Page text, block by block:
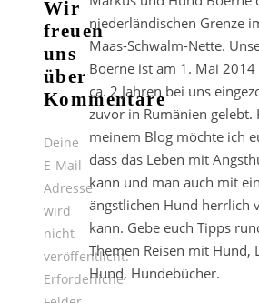
Wir
freuen
uns
über
Kommentare
Deine
E-Mail-
Adresse
wird
nicht
veröffentlicht.
Erforderliche
niederländischen Grenze
Maas-Schwalm-Nette.
Boerne ist am 1. Mai
ca. 2 Jahren bei uns
zuvor in Rumänien gelebt.
meinem Blog möchte ich
dass das Leben mit
kann und man auch mit
ängstlichen Hund herrlich
kann. Gebe euch Tipps
Themen Reisen mit Hund,
Hund, Hundebücher.